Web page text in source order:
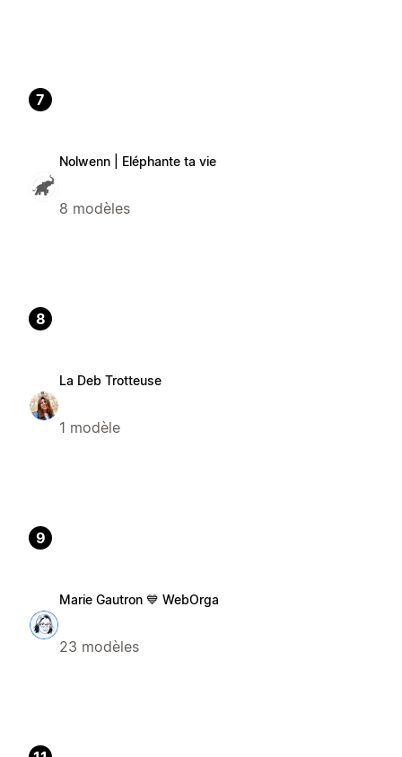
7
Nolwenn | Eléphante ta vie
8 modèles
8
La Deb Trotteuse
1 modèle
9
Marie Gautron 💙 WebOrga
23 modèles